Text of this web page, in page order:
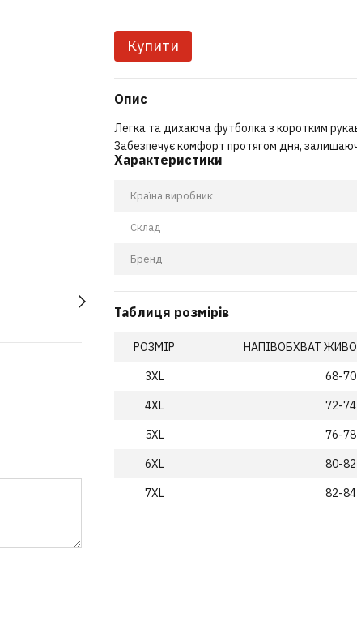
Купити
Опис
Легка та дихаюча футболка з коротким
Забезпечує комфорт протягом дня,
Характеристики
Країна виробник
Склад
Бренд
Таблиця розмірів
РОЗМІР НАПІВОБХВАТ
3XL
68-70
4XL
72-74
5XL
76-78
6XL
80-82
7XL
82-84